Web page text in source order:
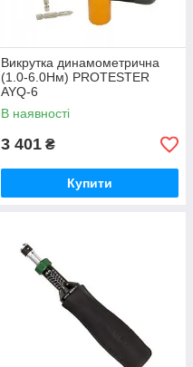
Викрутка динамометрична
(1.0-6.0Нм) PROTESTER
AYQ-6
В наявності
3 401 ₴
Купити